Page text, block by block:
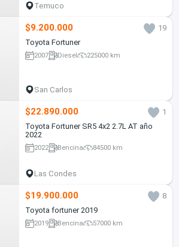
Temuco
$9.200.000
19
Toyota Fortuner
2007 Diesel 225000 km
San Carlos
$22.890.000
1
Toyota Fortuner SR5 4x2 2.7L AT año
2022
2022 Bencina 84500 km
Las Condes
$19.900.000
8
Toyota fortuner 2019
2019 Bencina 57000 km